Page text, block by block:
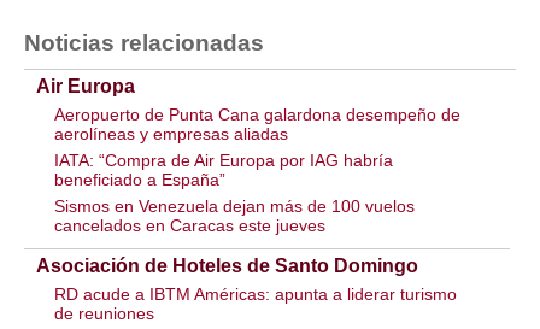
Noticias relacionadas
Air Europa
Aeropuerto de Punta Cana galardona desempeño de
aerolíneas y empresas aliadas
IATA: “Compra de Air Europa por IAG habría
beneficiado a España”
Sismos en Venezuela dejan más de 100 vuelos
cancelados en Caracas este jueves
Asociación de Hoteles de Santo Domingo
RD acude a IBTM Américas: apunta a liderar turismo
de reuniones